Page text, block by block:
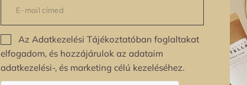
Az Adatkezelési Tájékoztatóban foglaltakat
elfogadom, és hozzájárulok az adataim
adatkezelési-, és marketing célú kezeléséhez.